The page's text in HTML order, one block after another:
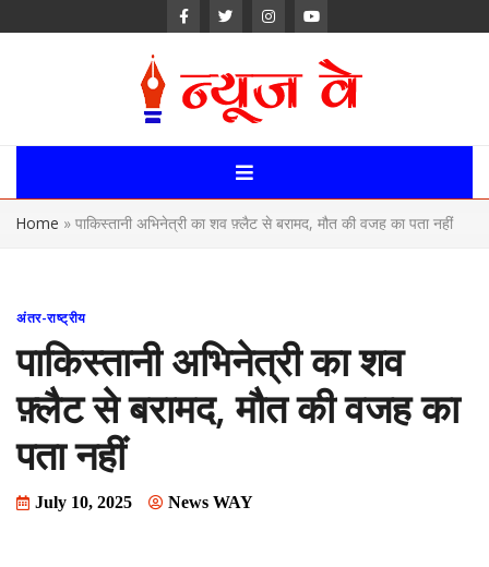
News Way:
Uttarakhand,
Portal
Home » पाकिस्तानी अभिनेत्री का शव फ़्लैट से बरामद, मौत की वजह का पता नहीं
अंतर-राष्ट्रीय
पाकिस्तानी अभिनेत्री का शव
फ़्लैट से बरामद, मौत की वजह का
पता नहीं
July 10, 2025 News WAY